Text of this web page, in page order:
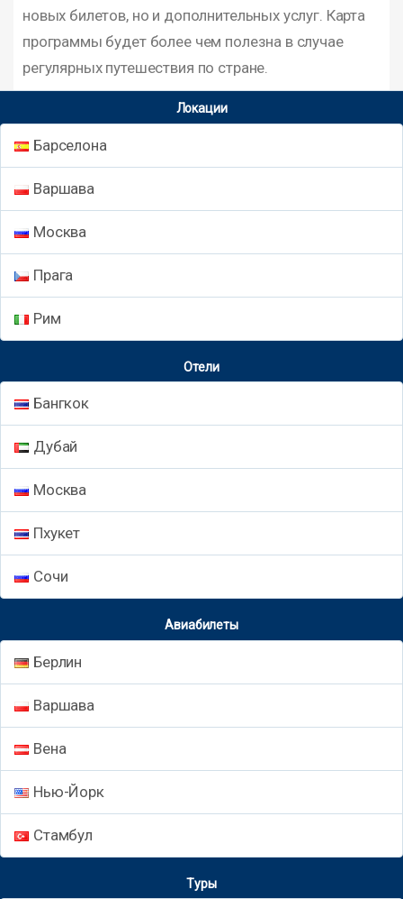
новых билетов, но и дополнительных услуг. Карта
программы будет более чем полезна в случае
регулярных путешествия по стране.
Локации
Барселона
Варшава
Москва
Прага
Рим
Отели
Бангкок
Дубай
Москва
Пхукет
Сочи
Авиабилеты
Берлин
Варшава
Вена
Нью-Йорк
Стамбул
Туры